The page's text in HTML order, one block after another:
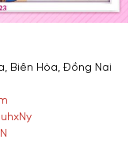
Biên Hòa, Đồng Nai